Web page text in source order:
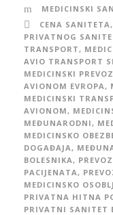
MEDICINSKI
CENA SANITETA ,
PRIVATNOG
TRANSPORT ,
AVIO TRANSPORT
MEDICINSKI
AVIONOM EVROPA ,
MEDICINSKI
AVIONOM ,
MEĐUNARODNI ,
MEDICINSKO
DOGAĐAJA ,
BOLESNIKA ,
PACIJENATA ,
MEDICINSKO
PRIVATNA HITNA
PRIVATNI SANITET